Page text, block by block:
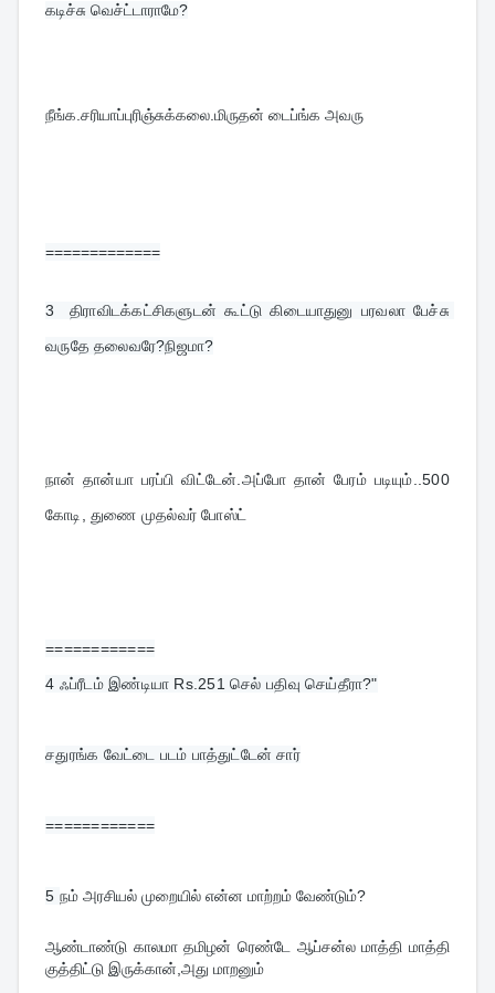
கடிச்சு வெச்ட்டாராமே?
நீங்க.சரியாப்புரிஞ்சுக்கலை.மிருதன் டைப்ங்க அவரு
=============
3 திராவிடக்கட்சிகளுடன் கூட்டு கிடையாதுனு பரவலா பேச்சு
வருதே தலைவரே?நிஜமா?
நான் தான்யா பரப்பி விட்டேன்.அப்போ தான் பேரம் படியும்..500
கோடி, துணை முதல்வர் போஸ்ட்
============
4 ஃப்ரீடம் இண்டியா Rs.251 செல் பதிவு செய்தீரா?"
சதுரங்க வேட்டை படம் பாத்துட்டேன் சார்
============
5 நம் அரசியல் முறையில் என்ன மாற்றம் வேண்டும்?
ஆண்டாண்டு காலமா தமிழன் ரெண்டே ஆப்சன்ல மாத்தி மாத்தி
குத்திட்டு இருக்கான்,அது மாறனும்